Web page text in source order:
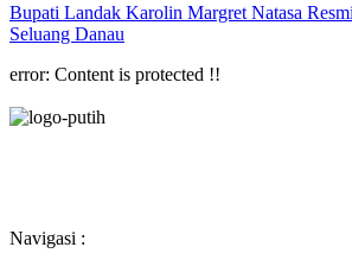
Bupati Landak Karolin Margret Natasa
Seluang Danau
error: Content is protected !!
Navigasi :